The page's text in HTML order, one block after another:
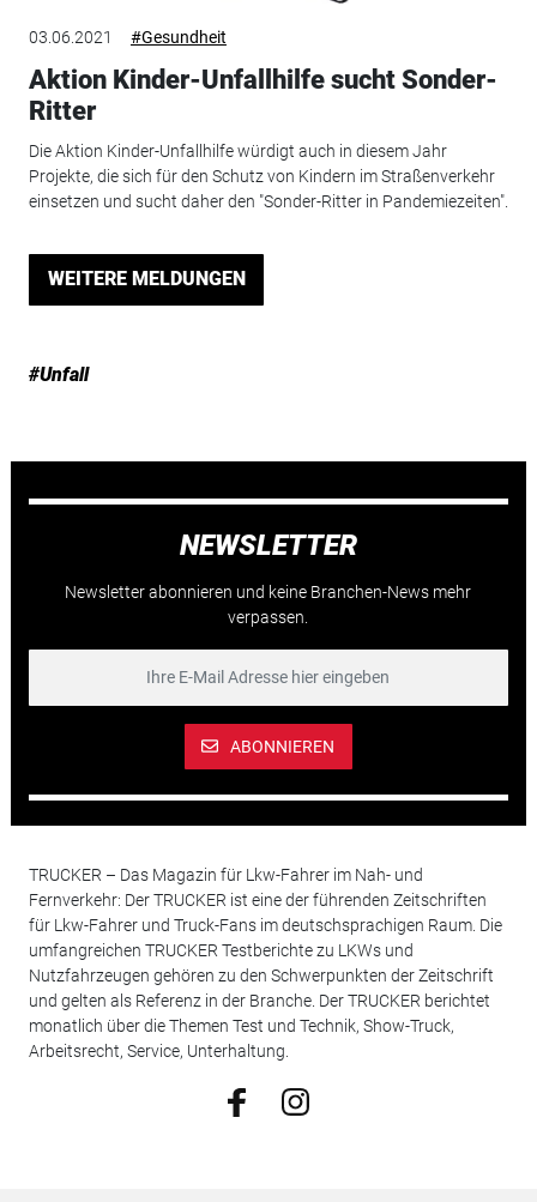
03.06.2021 #Gesundheit
Aktion Kinder-Unfallhilfe sucht Sonder-
Ritter
Die Aktion Kinder-Unfallhilfe würdigt auch in diesem Jahr
Projekte, die sich für den Schutz von Kindern im Straßenverkehr
einsetzen und sucht daher den "Sonder-Ritter in Pandemiezeiten".
WEITERE MELDUNGEN
#Unfall
NEWSLETTER
Newsletter abonnieren und keine Branchen-News mehr
verpassen.
ABONNIEREN
TRUCKER – Das Magazin für Lkw-Fahrer im Nah- und
Fernverkehr: Der TRUCKER ist eine der führenden Zeitschriften
für Lkw-Fahrer und Truck-Fans im deutschsprachigen Raum. Die
umfangreichen TRUCKER Testberichte zu LKWs und
Nutzfahrzeugen gehören zu den Schwerpunkten der Zeitschrift
und gelten als Referenz in der Branche. Der TRUCKER berichtet
monatlich über die Themen Test und Technik, Show-Truck,
Arbeitsrecht, Service, Unterhaltung.